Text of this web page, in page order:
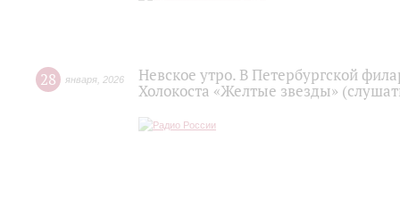
28 января 2026
Невское утро. В Петербургской
Холокоста «Желтые звезды»